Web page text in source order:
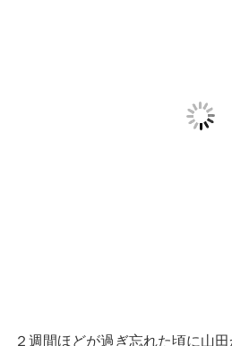
２週間ほどが過ぎ忘れた頃に山